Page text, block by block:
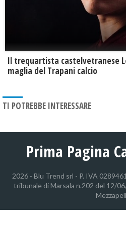
Il trequartista castelvetranese
maglia del Trapani calcio
TI POTREBBE INTERESSARE
Prima Pagina
2026 - Blu Trend srl - P. IVA
tribunale di Marsala n.202 del 12/